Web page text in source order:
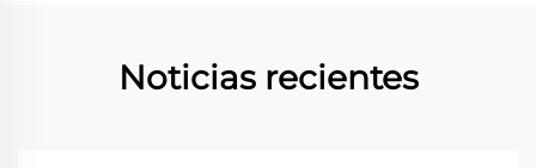
Noticias recientes